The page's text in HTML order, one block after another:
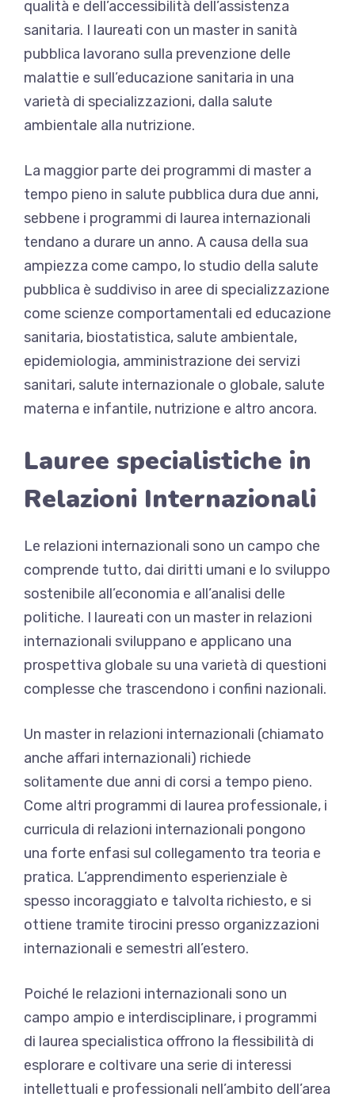
qualità e dell’accessibilità dell’assistenza
sanitaria. I laureati con un master in sanità
pubblica lavorano sulla prevenzione delle
malattie e sull’educazione sanitaria in una
varietà di specializzazioni, dalla salute
ambientale alla nutrizione.
La maggior parte dei programmi di master a
tempo pieno in salute pubblica dura due anni,
sebbene i programmi di laurea internazionali
tendano a durare un anno. A causa della sua
ampiezza come campo, lo studio della salute
pubblica è suddiviso in aree di specializzazione
come scienze comportamentali ed educazione
sanitaria, biostatistica, salute ambientale,
epidemiologia, amministrazione dei servizi
sanitari, salute internazionale o globale, salute
materna e infantile, nutrizione e altro ancora.
Lauree specialistiche in
Relazioni Internazionali
Le relazioni internazionali sono un campo che
comprende tutto, dai diritti umani e lo sviluppo
sostenibile all’economia e all’analisi delle
politiche. I laureati con un master in relazioni
internazionali sviluppano e applicano una
prospettiva globale su una varietà di questioni
complesse che trascendono i confini nazionali.
Un master in relazioni internazionali (chiamato
anche affari internazionali) richiede
solitamente due anni di corsi a tempo pieno.
Come altri programmi di laurea professionale, i
curricula di relazioni internazionali pongono
una forte enfasi sul collegamento tra teoria e
pratica. L’apprendimento esperienziale è
spesso incoraggiato e talvolta richiesto, e si
ottiene tramite tirocini presso organizzazioni
internazionali e semestri all’estero.
Poiché le relazioni internazionali sono un
campo ampio e interdisciplinare, i programmi
di laurea specialistica offrono la flessibilità di
esplorare e coltivare una serie di interessi
intellettuali e professionali nell’ambito dell’area